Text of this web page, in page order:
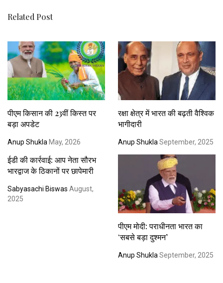
Related Post
पीएम किसान की 23वीं किस्त पर
बड़ा अपडेट
Anup Shukla May, 2026
रक्षा क्षेत्र में भारत की बढ़ती वैश्विक
भागीदारी
Anup Shukla September, 2025
ईडी की कार्रवाई: आप नेता सौरभ
भारद्वाज के ठिकानों पर छापेमारी
Sabyasachi Biswas August,
2025
पीएम मोदी: पराधीनता भारत का
‘सबसे बड़ा दुश्मन’
Anup Shukla September, 2025